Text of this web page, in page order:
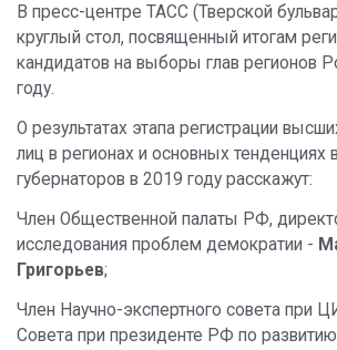
В пресс-центре ТАСС (Тверской
круглый стол, посвященный итогам
кандидатов на выборы глав регионов
году.
О результатах этапа регистрации
лиц в регионах и основных тенденциях
губернаторов в 2019 году расскажут:
Член Общественной палаты РФ,
исследования проблем демократии -
Григорьев;
Член Научно-экспертного совета при
Совета при президенте РФ по